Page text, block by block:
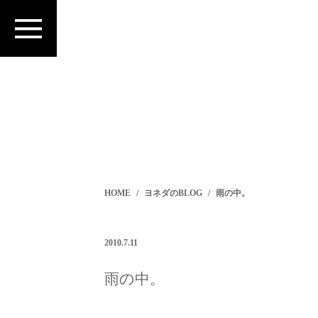
HOME ヨネダのBLOG 雨の中。
2010.7.11
雨の中。